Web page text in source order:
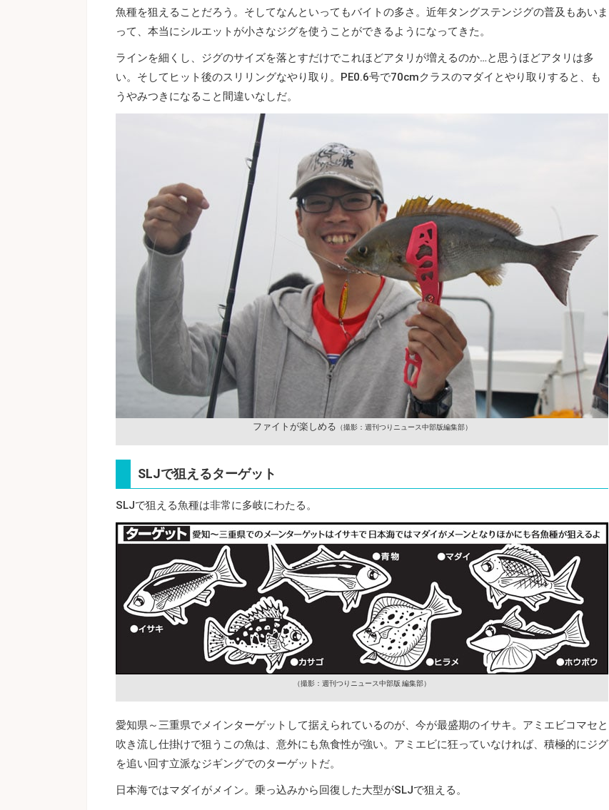
魚種を狙えることだろう。そしてなんといってもバイトの多さ。近年タングステンジグの普及もあいま
って、本当にシルエットが小さなジグを使うことができるようになってきた。
ラインを細くし、ジグのサイズを落とすだけでこれほどアタリが増えるのか…と思うほどアタリは多
い。そしてヒット後のスリリングなやり取り。PE0.6号で70cmクラスのマダイとやり取りすると、も
うやみつきになること間違いなしだ。
ファイトが楽しめる （撮影：週刊つりニュース中部版編集部）
SLJで狙えるターゲット
SLJで狙える魚種は非常に多岐にわたる。
（撮影：週刊つりニュース中部版 編集部）
愛知県～三重県でメインターゲットして据えられているのが、今が最盛期のイサキ。アミエビコマセと
吹き流し仕掛けで狙うこの魚は、意外にも魚食性が強い。アミエビに狂っていなければ、積極的にジグ
を追い回す立派なジギングでのターゲットだ。
日本海ではマダイがメイン。乗っ込みから回復した大型がSLJで狙える。